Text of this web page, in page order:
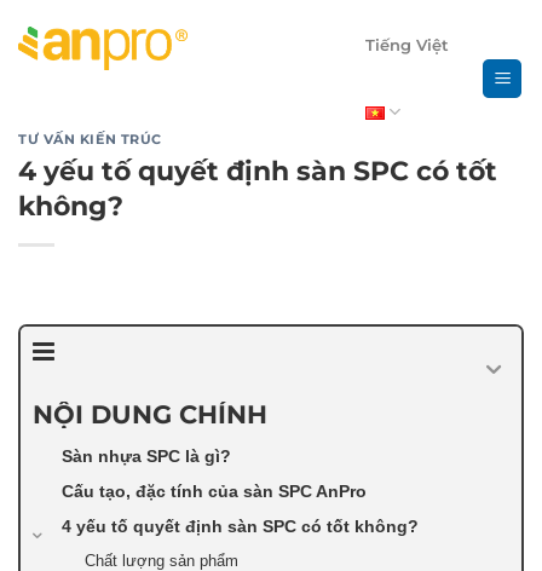
đến
Tiếng Việt
TƯ VẤN KIẾN TRÚC
4 yếu tố quyết định sàn SPC có tốt
không?
NỘI DUNG CHÍNH
Sàn nhựa SPC là gì?
Cấu tạo, đặc tính của sàn SPC AnPro
4 yếu tố quyết định sàn SPC có tốt không?
Chất lượng sản phẩm